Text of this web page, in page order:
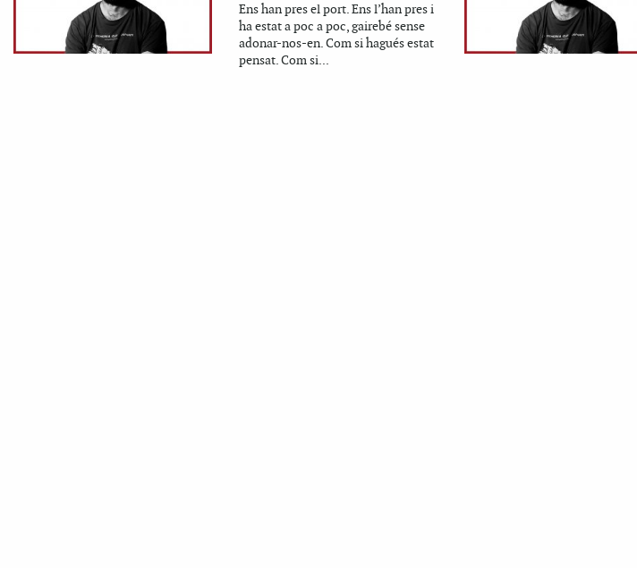
Ens han pres el port. Ens l’han pres i
ha estat a poc a poc, gairebé sense
adonar-nos-en. Com si hagués estat
pensat. Com si...